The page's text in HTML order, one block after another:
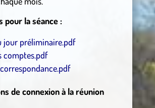
pour la séance :
jour préliminaire.pdf
comptes.pdf
de connexion à la réunion